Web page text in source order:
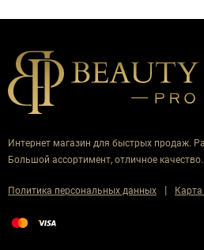
Интернет магазин для быстрых продаж.
Большой ассортимент, отличное качество.
Политика персональных данных | Карта